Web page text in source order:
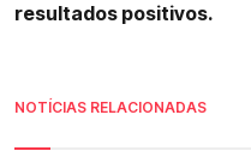
resultados positivos.
NOTÍCIAS RELACIONADAS